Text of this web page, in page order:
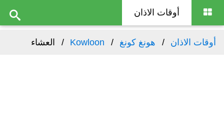
أوقات الاذان
أوقات الاذان هونغ كونغ Kowloon العشاء